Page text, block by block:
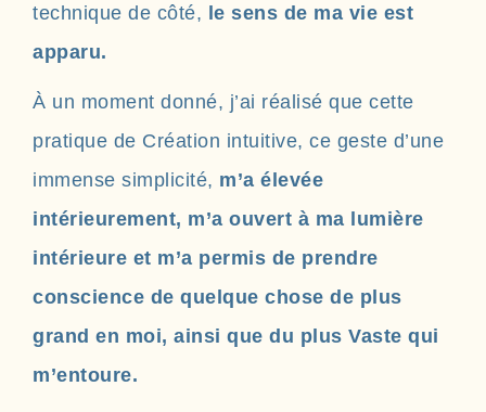
technique de côté, le sens de ma vie est
apparu.
À un moment donné, j’ai réalisé que cette
pratique de Création intuitive, ce geste d’une
immense simplicité, m’a élevée
intérieurement, m’a ouvert à ma lumière
intérieure et m’a permis de prendre
conscience de quelque chose de plus
grand en moi, ainsi que du plus Vaste qui
m’entoure.